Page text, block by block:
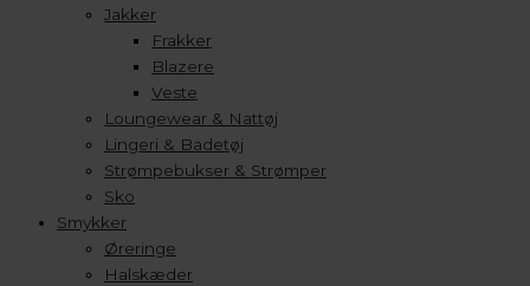
Jakker
Frakker
Blazere
Veste
Loungewear & Nattøj
Lingeri & Badetøj
Strømpebukser & Strømper
Sko
Smykker
Øreringe
Halskæder